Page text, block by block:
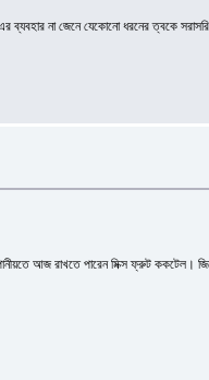
না জেনে যেকোনো ধরনের ত্বকে
আজ রাখতে পারেন মিক্স ফ্রুট ককটেল।